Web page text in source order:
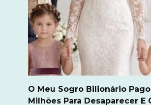
O Meu Sogro Bilionário
Milhões Para Desaparecer E